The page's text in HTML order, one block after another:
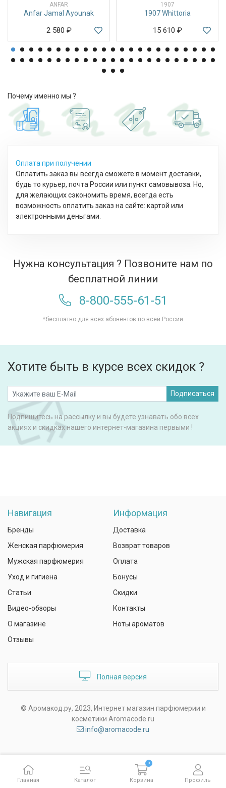
ANFAR
Anfar Jamal Ayounak
2 580 ₽
1907
1907 Whittoria
15 610 ₽
Почему именно мы ?
Оплата при получении
Оплатить заказ вы всегда сможете в момент доставки,
будь то курьер, почта России или пункт самовывоза. Но,
для желающих сэкономить время, всегда есть
возможность оплатить заказ на сайте: картой или
электронными деньгами.
Нужна консультация ? Позвоните нам по
бесплатной линии
8-800-555-61-51
*бесплатно для всех абонентов по всей России
Хотите быть в курсе всех скидок ?
Подписаться
Подпишитесь на рассылку и вы будете узнавать обо всех
акциях и скидках нашего интернет-магазина первыми !
Навигация
Бренды
Женская парфюмерия
Мужская парфюмерия
Уход и гигиена
Статьи
Видео-обзоры
О магазине
Отзывы
Информация
Доставка
Возврат товаров
Оплата
Бонусы
Скидки
Контакты
Ноты ароматов
Полная версия
© Аромакод.ру, 2023, Интернет магазин парфюмерии и
косметики Aromacode.ru
info@aromacode.ru
Главная Каталог Корзина
0
Профиль